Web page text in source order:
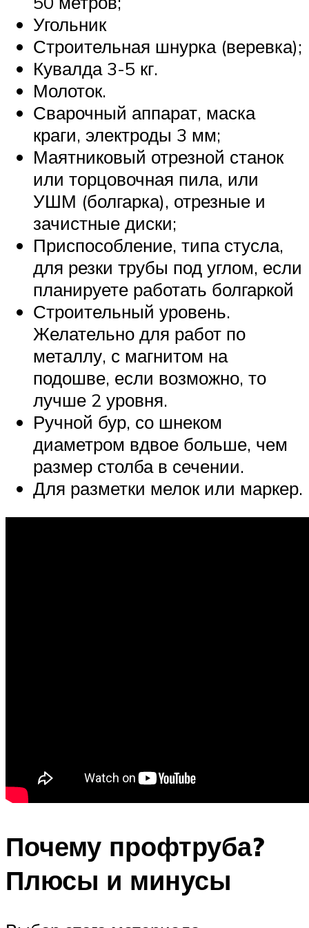
Угольник
Строительная шнурка (веревка);
Кувалда 3-5 кг.
Молоток.
Сварочный аппарат, маска
краги, электроды 3 мм;
Маятниковый отрезной станок
или торцовочная пила, или
УШМ (болгарка), отрезные и
зачистные диски;
Приспособление, типа стусла,
для резки трубы под углом, если
планируете работать болгаркой
Строительный уровень.
Желательно для работ по
металлу, с магнитом на
подошве, если возможно, то
лучше 2 уровня.
Ручной бур, со шнеком
диаметром вдвое больше, чем
размер столба в сечении.
Для разметки мелок или маркер.
Почему профтруба?
Плюсы и минусы